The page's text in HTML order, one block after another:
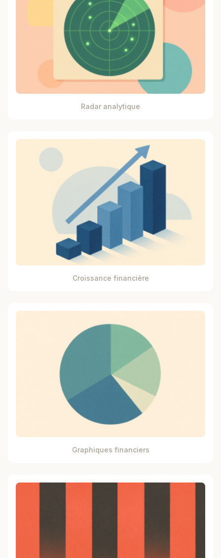
Radar analytique
Croissance financière
Graphiques financiers